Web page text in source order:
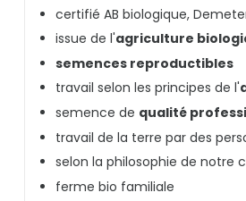
certifié AB biologique,
issue de l'agriculture
semences reproductibles
travail selon les principes de l'
semence de qualité
travail de la terre par des
selon la philosophie de notre
ferme bio familiale